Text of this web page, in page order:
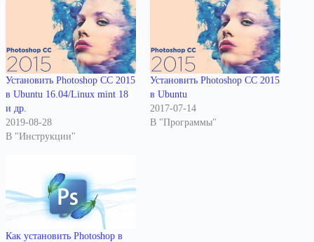
Установить Photoshop CC 2015
в Ubuntu 16.04/Linux mint 18
и др.
2019-08-28
В "Инструкции"
Установить Photoshop CC 2015
в Ubuntu
2017-07-14
В "Программы"
Как установить Photoshop в